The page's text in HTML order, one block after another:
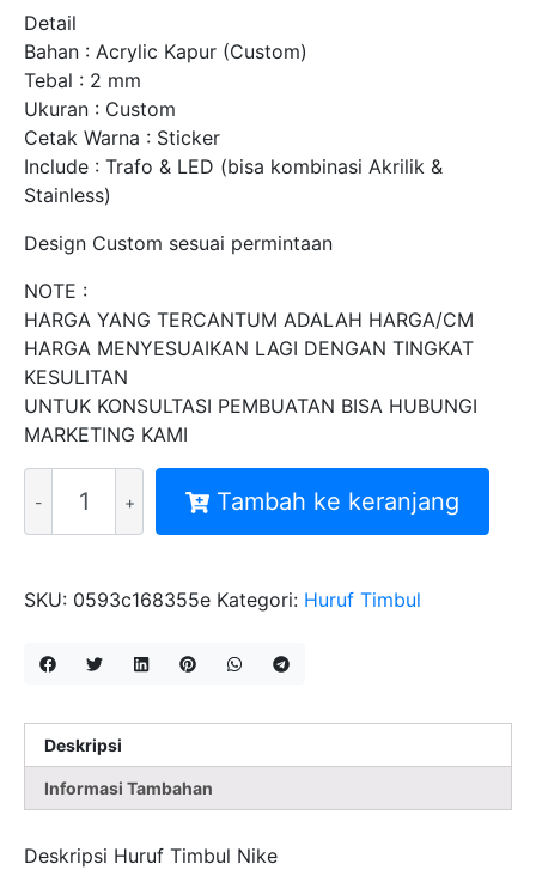
Detail
Bahan : Acrylic Kapur (Custom)
Tebal : 2 mm
Ukuran : Custom
Cetak Warna : Sticker
Include : Trafo & LED (bisa kombinasi Akrilik &
Stainless)
Design Custom sesuai permintaan
NOTE :
HARGA YANG TERCANTUM ADALAH HARGA/CM
HARGA MENYESUAIKAN LAGI DENGAN TINGKAT
KESULITAN
UNTUK KONSULTASI PEMBUATAN BISA HUBUNGI
MARKETING KAMI
HURUF
TIMBUL
Tambah ke keranjang
SKU: 0593c168355e Kategori: Huruf Timbul
Deskripsi
Informasi Tambahan
Deskripsi Huruf Timbul Nike